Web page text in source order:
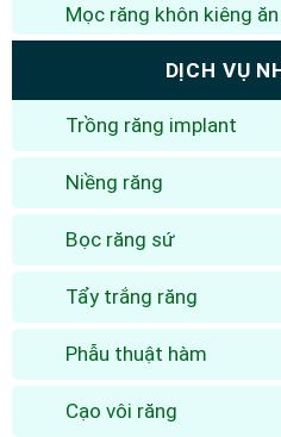
Mọc răng khôn kiêng
DỊCH VỤ
Trồng răng implant
Niềng răng
Bọc răng sứ
Tẩy trắng răng
Phẫu thuật hàm
Cạo vôi răng